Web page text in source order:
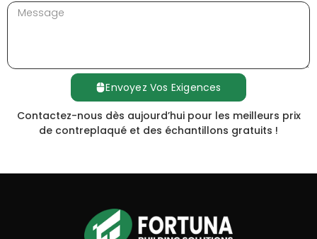
Envoyez Vos Exigences
Contactez-nous dès aujourd’hui pour les meilleurs prix
de contreplaqué et des échantillons gratuits !